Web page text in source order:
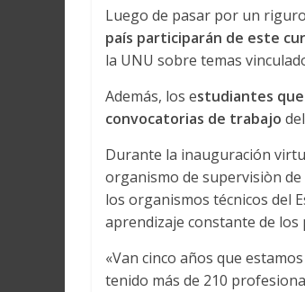
Luego de pasar por un
país participarán de este
la UNU sobre temas
Además, los estudiantes
convocatorias de trabajo
Durante la inauguración
organismo de supervisiòn
los organismos técnicos del
aprendizaje constante de
«Van cinco años que
tenido más de 210